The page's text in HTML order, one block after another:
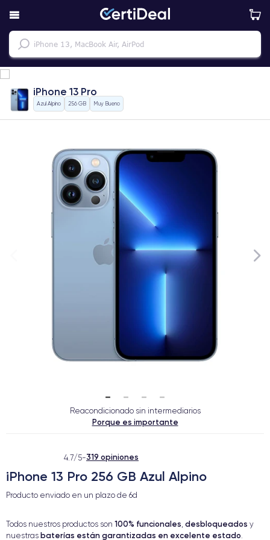
iPhone 13 Pro
Azul Alpino 256 GB Muy Bueno
Reacondicionado sin intermediarios
Porque es importante
4.7/5-319 opiniones
iPhone 13 Pro 256 GB Azul Alpino
Producto enviado en un plazo de 6d
Todos nuestros productos son 100% funcionales, desbloqueados y
nuestras baterías están garantizadas en excelente estado.